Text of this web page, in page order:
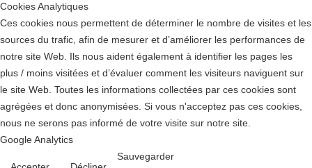
Cookies Analytiques
Ces cookies nous permettent de déterminer le nombre de visites et les
sources du trafic, afin de mesurer et d’améliorer les performances de
notre site Web. Ils nous aident également à identifier les pages les
plus / moins visitées et d’évaluer comment les visiteurs naviguent sur
le site Web. Toutes les informations collectées par ces cookies sont
agrégées et donc anonymisées. Si vous n'acceptez pas ces cookies,
nous ne serons pas informé de votre visite sur notre site.
Google Analytics
Sauvegarder